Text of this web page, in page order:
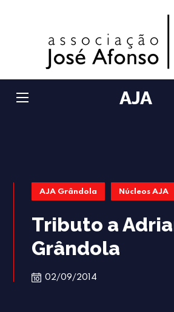
AJA
AJA Grândola Núcleos AJA
Tributo a
Grândola
02/09/2014